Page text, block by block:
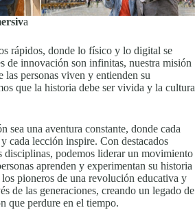
a
rápidos, donde lo físico y lo digital se
de innovación son infinitas, nuestra misión
las personas viven y entienden su
que la historia debe ser vivida y la cultura
sea una aventura constante, donde cada
cada lección inspire. Con destacados
disciplinas, podemos liderar un movimiento
aprenden y experimentan su historia
pioneros de una revolución educativa y
de las generaciones, creando un legado de
que perdure en el tiempo.